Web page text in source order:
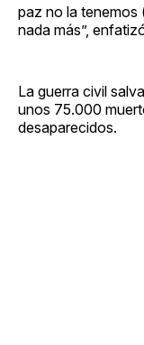
paz no la tenemos
nada más”,
La guerra civil
unos 75.000
desaparecidos.